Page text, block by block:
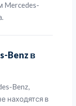
Mercedes-
Benz в
Benz,
находятся в